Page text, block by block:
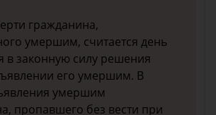
гражданина,
умершим, считается день
в законную силу решения
его умершим. В
умершим
пропавшего без вести при